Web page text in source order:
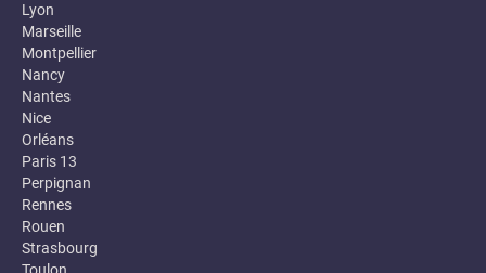
Lyon
Marseille
Montpellier
Nancy
Nantes
Nice
Orléans
Paris 13
Perpignan
Rennes
Rouen
Strasbourg